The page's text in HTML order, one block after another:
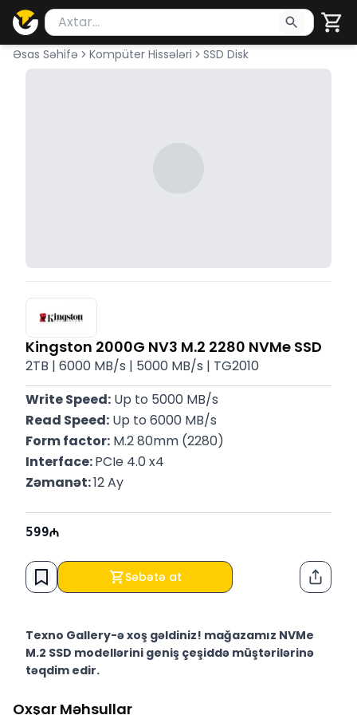
Məhsul axtar
Axtarış üçün ən azı 2 simvol yazın. Göndərmək
Əsas Səhifə Kompüter Hissələri SSD Disk
Kingston 2000G NV3 M.2 2280 NVMe SSD
2TB | 6000 MB/s | 5000 MB/s | TG2010
Write Speed: Up to 5000 MB/s
Read Speed: Up to 6000 MB/s
Form factor: M.2 80mm (2280)
Interface: PCIe 4.0 x4
Zəmanət: 12 Ay
599
Səbətə at
Texno Gallery-ə xoş gəldiniz! mağazamız NVMe
M.2 SSD modellərini geniş çeşiddə müştərilərinə
təqdim edir.
2011-ci ildən etibarən fəaliyyət göstərən multibrend
Oxşar Məhsullar